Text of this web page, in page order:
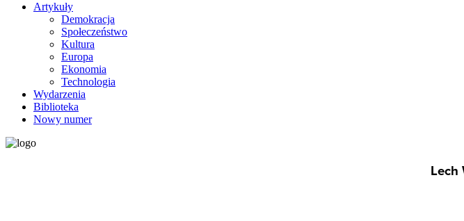
Artykuły
Demokracja
Społeczeństwo
Kultura
Europa
Ekonomia
Technologia
Wydarzenia
Biblioteka
Nowy numer
Lech